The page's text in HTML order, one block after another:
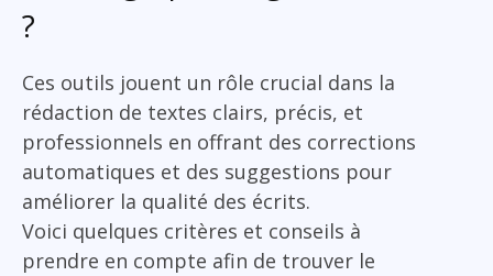
?
Ces outils jouent un rôle crucial dans la
rédaction de textes clairs, précis, et
professionnels en offrant des corrections
automatiques et des suggestions pour
améliorer la qualité des écrits.
Voici quelques critères et conseils à
prendre en compte afin de trouver le